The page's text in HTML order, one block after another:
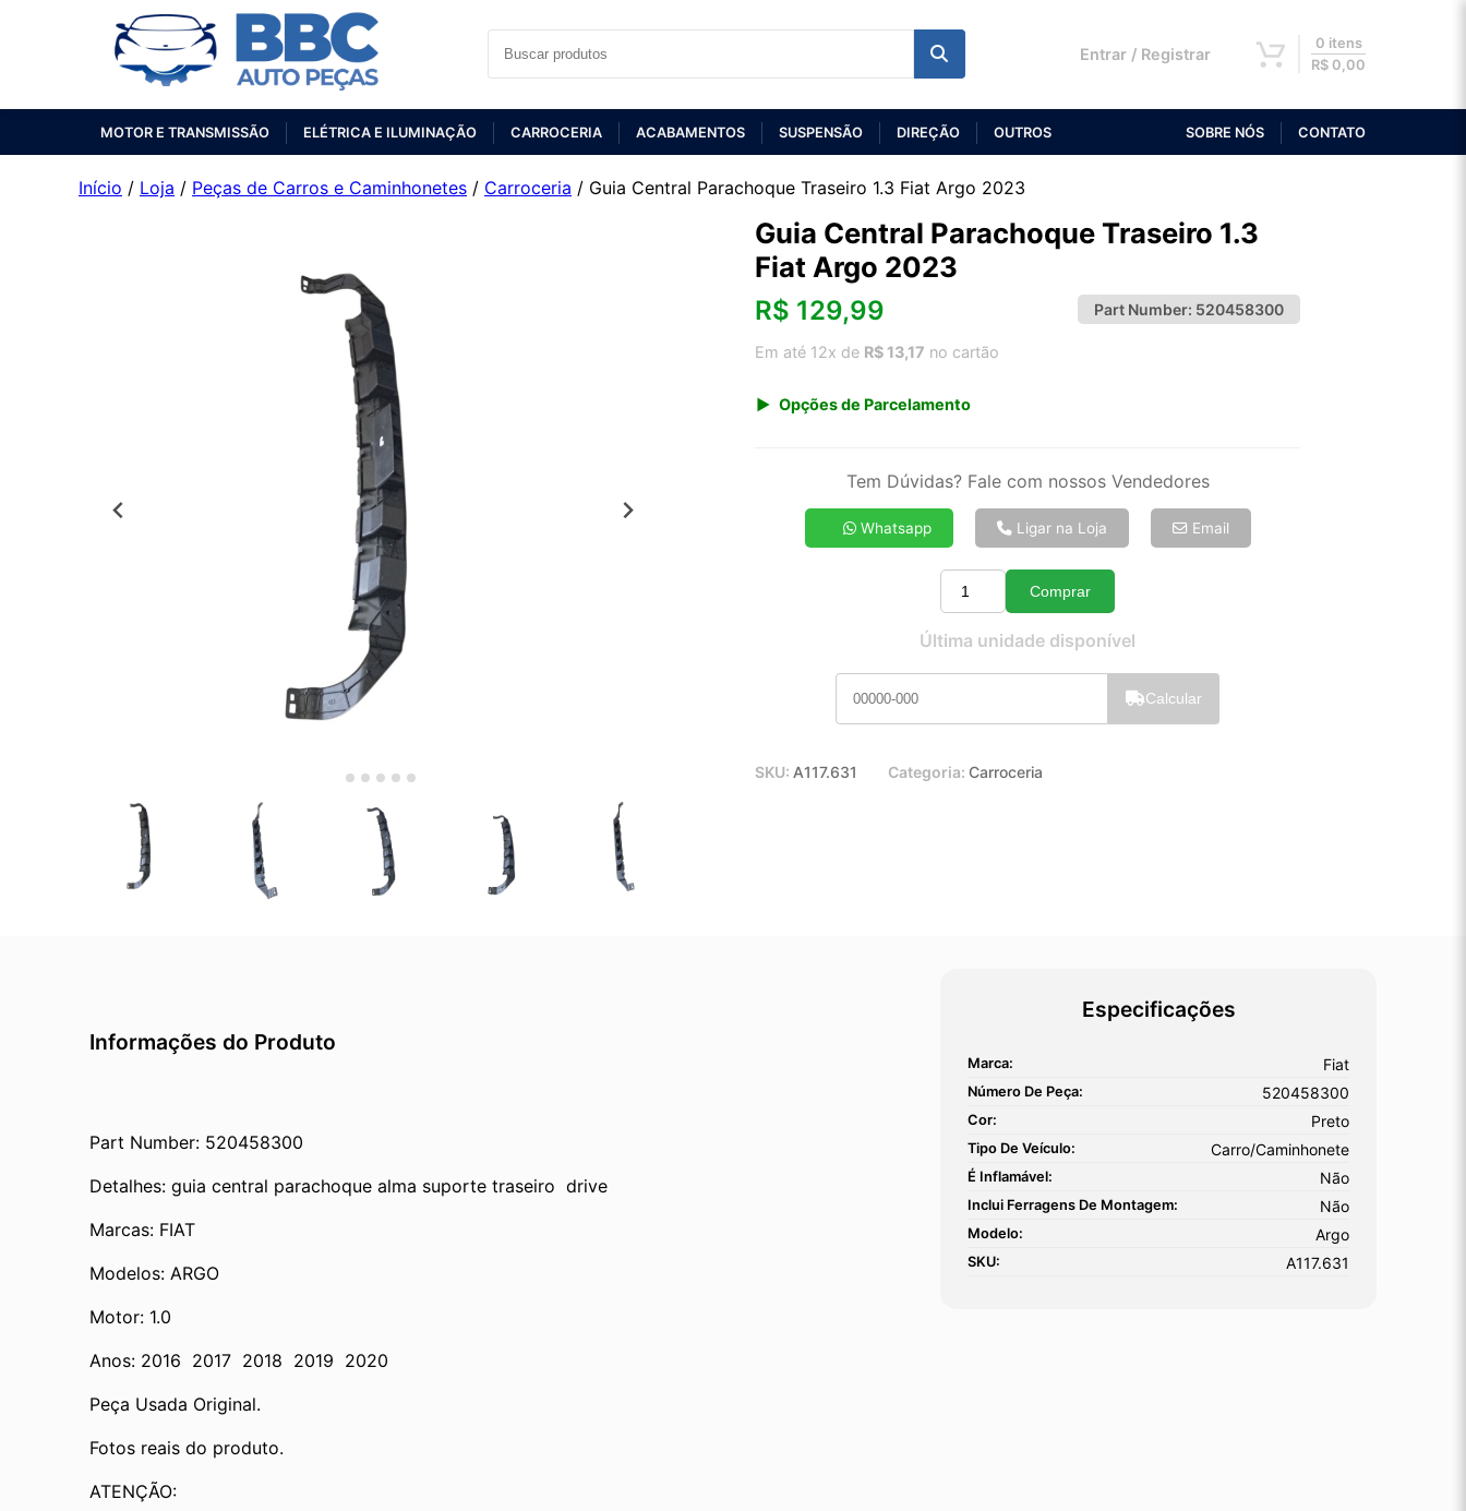
Entrar / Registrar
0 itens
R$ 0,00
MOTOR E TRANSMISSÃO ELÉTRICA E ILUMINAÇÃO CARROCERIA ACABAMENTOS SUSPENSÃO DIREÇÃO OUTROS SOBRE NÓS CONTATO
Início / Loja / Peças de Carros e Caminhonetes / Carroceria / Guia Central Parachoque Traseiro 1.3 Fiat Argo 2023
Guia Central Parachoque Traseiro 1.3
Fiat Argo 2023
R$ 129,99 Part Number: 520458300
Em até 12x de R$ 13,17 no cartão
Opções de Parcelamento
7x de R$ 21,30
8x de R$ 18,89
9x de R$ 17,00
10x de R$ 15,42
12x de R$ 13,17
Tem Dúvidas? Fale com nossos Vendedores
Whatsapp Ligar na Loja Email
Quantidade
Comprar
Última unidade disponível
Calcular
SKU: A117.631 Categoria: Carroceria
Informações do Produto
Part Number: 520458300
Detalhes: guia central parachoque alma suporte traseiro  drive
Marcas: FIAT
Modelos: ARGO
Motor: 1.0
Anos: 2016  2017  2018  2019  2020
Peça Usada Original.
Fotos reais do produto.
ATENÇÃO:
Especificações
Marca: Fiat
Número De Peça: 520458300
Cor: Preto
Tipo De Veículo: Carro/Caminhonete
É Inflamável: Não
Inclui Ferragens De Montagem: Não
Modelo: Argo
SKU: A117.631